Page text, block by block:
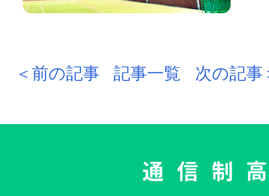
＜前の記事 記事一覧 次の記事